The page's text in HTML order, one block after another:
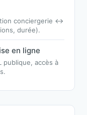
conciergerie ↔
durée).
en ligne
publique, accès à